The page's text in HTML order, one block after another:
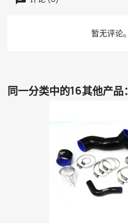
暂无评论。
同一分类中的16其他产品：